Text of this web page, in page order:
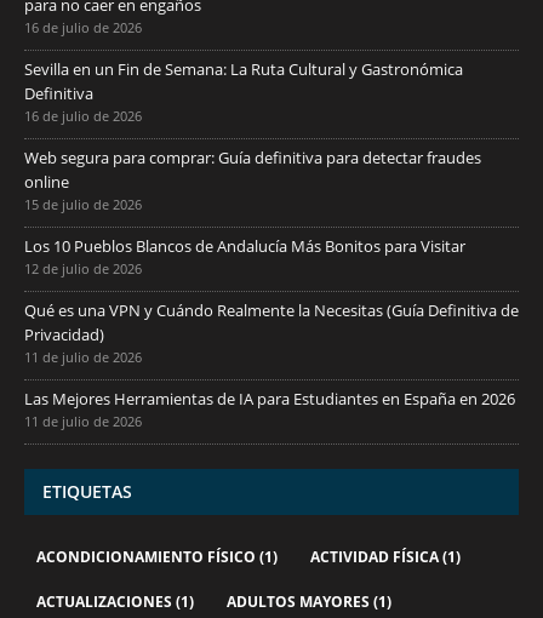
para no caer en engaños
16 de julio de 2026
Sevilla en un Fin de Semana: La Ruta Cultural y Gastronómica
Definitiva
16 de julio de 2026
Web segura para comprar: Guía definitiva para detectar fraudes
online
15 de julio de 2026
Los 10 Pueblos Blancos de Andalucía Más Bonitos para Visitar
12 de julio de 2026
Qué es una VPN y Cuándo Realmente la Necesitas (Guía Definitiva de
Privacidad)
11 de julio de 2026
Las Mejores Herramientas de IA para Estudiantes en España en 2026
11 de julio de 2026
ETIQUETAS
ACONDICIONAMIENTO FÍSICO (1) ACTIVIDAD FÍSICA(1)
ACTUALIZACIONES (1) ADULTOS MAYORES (1)